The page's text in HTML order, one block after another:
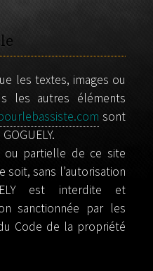
les textes, images ou
les autres éléments
sont
ou partielle de ce site
soit, sans l’autorisation
est interdite et
sanctionnée par les
Code de la propriété